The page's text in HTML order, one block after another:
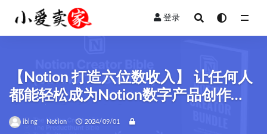
登录
【Notion 打造六位数收入】 让任何人
都能轻松成为Notion数字产品创作
者，享受财务自由！
ibing Notion 2024/09/01